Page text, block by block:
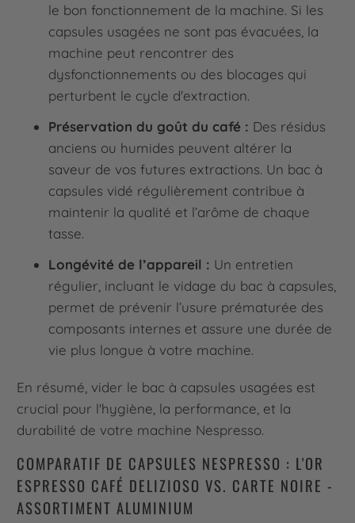
le bon fonctionnement de la machine. Si les
capsules usagées ne sont pas évacuées, la
machine peut rencontrer des
dysfonctionnements ou des blocages qui
perturbent le cycle d'extraction.
Préservation du goût du café : Des résidus
anciens ou humides peuvent altérer la
saveur de vos futures extractions. Un bac à
capsules vidé régulièrement contribue à
maintenir la qualité et l’arôme de chaque
tasse.
Longévité de l’appareil : Un entretien
régulier, incluant le vidage du bac à capsules,
permet de prévenir l’usure prématurée des
composants internes et assure une durée de
vie plus longue à votre machine.
En résumé, vider le bac à capsules usagées est
crucial pour l'hygiène, la performance, et la
durabilité de votre machine Nespresso.
COMPARATIF DE CAPSULES NESPRESSO : L'OR
ESPRESSO CAFÉ DELIZIOSO VS. CARTE NOIRE -
ASSORTIMENT ALUMINIUM